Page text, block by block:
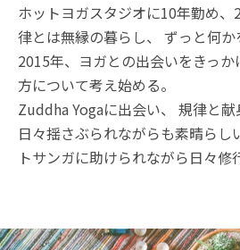
ホットヨガスタジオに10年勤め
律とは無縁の暮らし、 ずっと何か
2015年、ヨガとの出会いをきっ
方について考え始める。
Zuddha Yogaに出会い、 規律と献
日々揺さぶられながらも素晴らし
トサンガに助けられながら日々修